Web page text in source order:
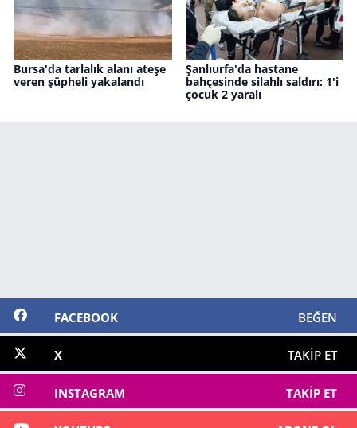
Bursa'da tarlalık alanı ateşe
veren şüpheli yakalandı
Şanlıurfa'da hastane
bahçesinde silahlı saldırı: 1'i
çocuk 2 yaralı
FACEBOOK BEĞEN
X TAKIP ET
INSTAGRAM TAKIP ET